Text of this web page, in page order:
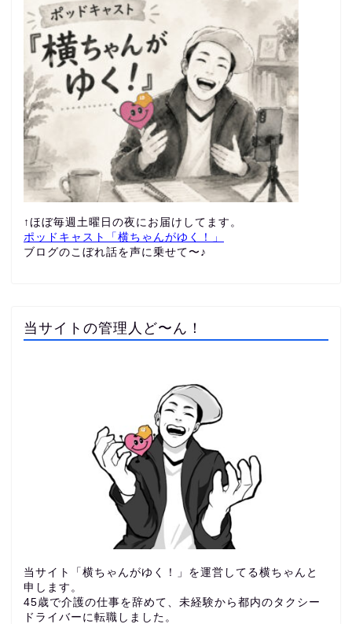
↑ほぼ毎週土曜日の夜にお届けしてます。
ポッドキャスト「横ちゃんがゆく！」
ブログのこぼれ話を声に乗せて〜♪
当サイトの管理人ど〜ん！
当サイト「横ちゃんがゆく！」を運営してる横ちゃんと
申します。
45歳で介護の仕事を辞めて、未経験から都内のタクシー
ドライバーに転職しました。